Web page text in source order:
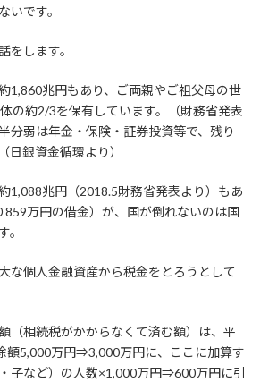
いです。
をします。
1,860兆円もあり、ご両親やご祖父母の世
の約2/3を保有しています。（財務省発表
分弱は年金・保険・証券投資等で、残り
日銀資金循環より）
1,088兆円（2018.5財務省発表より）もあ
859万円の借金）が、国が倒れないのは国
。
な個人金融資産から税金をとろうとして
（相続税がかからなくて済む額）は、平
額5,000万円⇒3,000万円に、ここに加算す
子など）の人数×1,000万円⇒600万円に引